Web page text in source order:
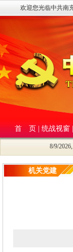
欢迎您光临中共南
首 页 |统战视窗
8/9/
机关党建